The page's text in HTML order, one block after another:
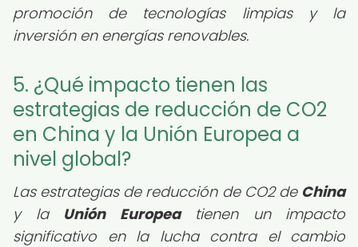
promoción de tecnologías limpias y la
inversión en energías renovables.
5. ¿Qué impacto tienen las
estrategias de reducción de CO2
en China y la Unión Europea a
nivel global?
Las estrategias de reducción de CO2 de China
y la Unión Europeatienen un impacto
significativo en la lucha contra el cambio